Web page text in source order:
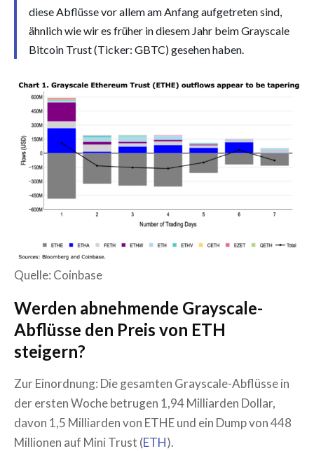
diese Abflüsse vor allem am Anfang aufgetreten sind,
ähnlich wie wir es früher in diesem Jahr beim Grayscale
Bitcoin Trust (Ticker: GBTC) gesehen haben.
Quelle: Coinbase
Werden abnehmende Grayscale-
Abflüsse den Preis von ETH
steigern?
Zur Einordnung: Die gesamten Grayscale-Abflüsse in
der ersten Woche betrugen 1,94 Milliarden Dollar,
davon 1,5 Milliarden von ETHE und ein Dump von 448
Millionen auf Mini Trust (ETH).